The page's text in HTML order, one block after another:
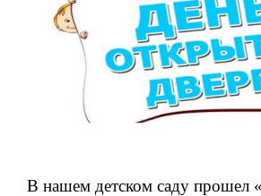
В нашем детском саду прошел